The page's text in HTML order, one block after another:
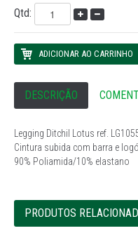
Qtd:
DESCRIÇÃO
Legging Ditchil Lotus ref.
Cintura subida com barra e
90% Poliamida/10% elastano
PRODUTOS